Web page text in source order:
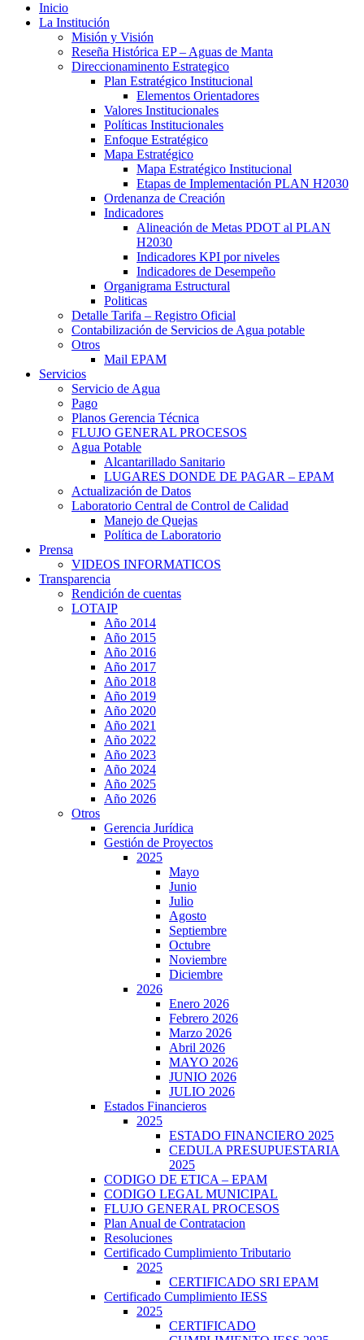
Inicio
La Institución
Misión y Visión
Reseña Histórica EP – Aguas de Manta
Direccionaminento Estrategico
Plan Estratégico Institucional
Elementos Orientadores
Valores Institucionales
Políticas Institucionales
Enfoque Estratégico
Mapa Estratégico
Mapa Estratégico Institucional
Etapas de Implementación PLAN H2030
Ordenanza de Creación
Indicadores
Alineación de Metas PDOT al PLAN
H2030
Indicadores KPI por niveles
Indicadores de Desempeño
Organigrama Estructural
Politicas
Detalle Tarifa – Registro Oficial
Contabilización de Servicios de Agua potable
Otros
Mail EPAM
Servicios
Servicio de Agua
Pago
Planos Gerencia Técnica
FLUJO GENERAL PROCESOS
Agua Potable
Alcantarillado Sanitario
LUGARES DONDE DE PAGAR – EPAM
Actualización de Datos
Laboratorio Central de Control de Calidad
Manejo de Quejas
Política de Laboratorio
Prensa
VIDEOS INFORMATICOS
Transparencia
Rendición de cuentas
LOTAIP
Año 2014
Año 2015
Año 2016
Año 2017
Año 2018
Año 2019
Año 2020
Año 2021
Año 2022
Año 2023
Año 2024
Año 2025
Año 2026
Otros
Gerencia Jurídica
Gestión de Proyectos
2025
Mayo
Junio
Julio
Agosto
Septiembre
Octubre
Noviembre
Diciembre
2026
Enero 2026
Febrero 2026
Marzo 2026
Abril 2026
MAYO 2026
JUNIO 2026
JULIO 2026
Estados Financieros
2025
ESTADO FINANCIERO 2025
CEDULA PRESUPUESTARIA
2025
CODIGO DE ETICA – EPAM
CODIGO LEGAL MUNICIPAL
FLUJO GENERAL PROCESOS
Plan Anual de Contratacion
Resoluciones
Certificado Cumplimiento Tributario
2025
CERTIFICADO SRI EPAM
Certificado Cumplimiento IESS
2025
CERTIFICADO